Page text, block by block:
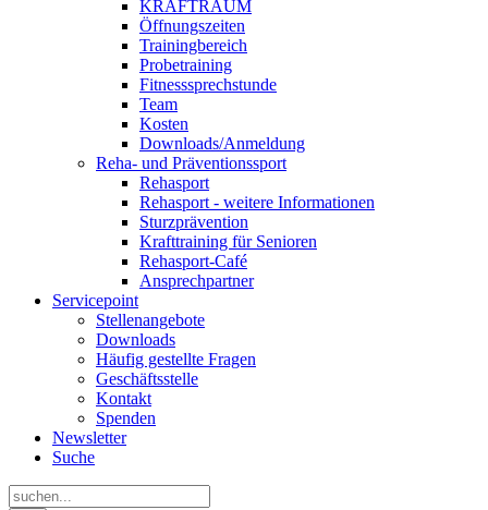
KRAFTRAUM
Öffnungszeiten
Trainingbereich
Probetraining
Fitnesssprechstunde
Team
Kosten
Downloads/Anmeldung
Reha- und Präventionssport
Rehasport
Rehasport - weitere Informationen
Sturzprävention
Krafttraining für Senioren
Rehasport-Café
Ansprechpartner
Servicepoint
Stellenangebote
Downloads
Häufig gestellte Fragen
Geschäftsstelle
Kontakt
Spenden
Newsletter
Suche